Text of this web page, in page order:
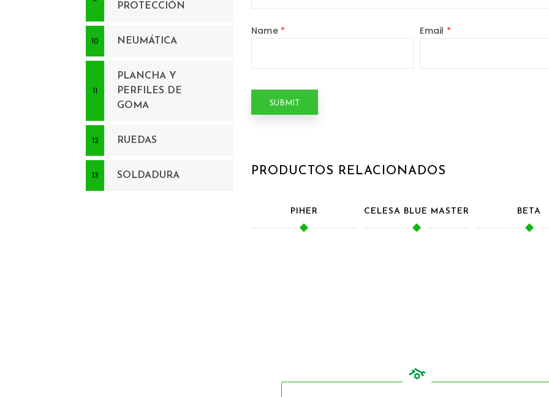
PROTECCIÓN
NEUMÁTICA
PLANCHA Y
PERFILES DE
GOMA
RUEDAS
SOLDADURA
Name * Email *
PRODUCTOS RELACIONADOS
PIHER CELESA BLUE MASTER BETA